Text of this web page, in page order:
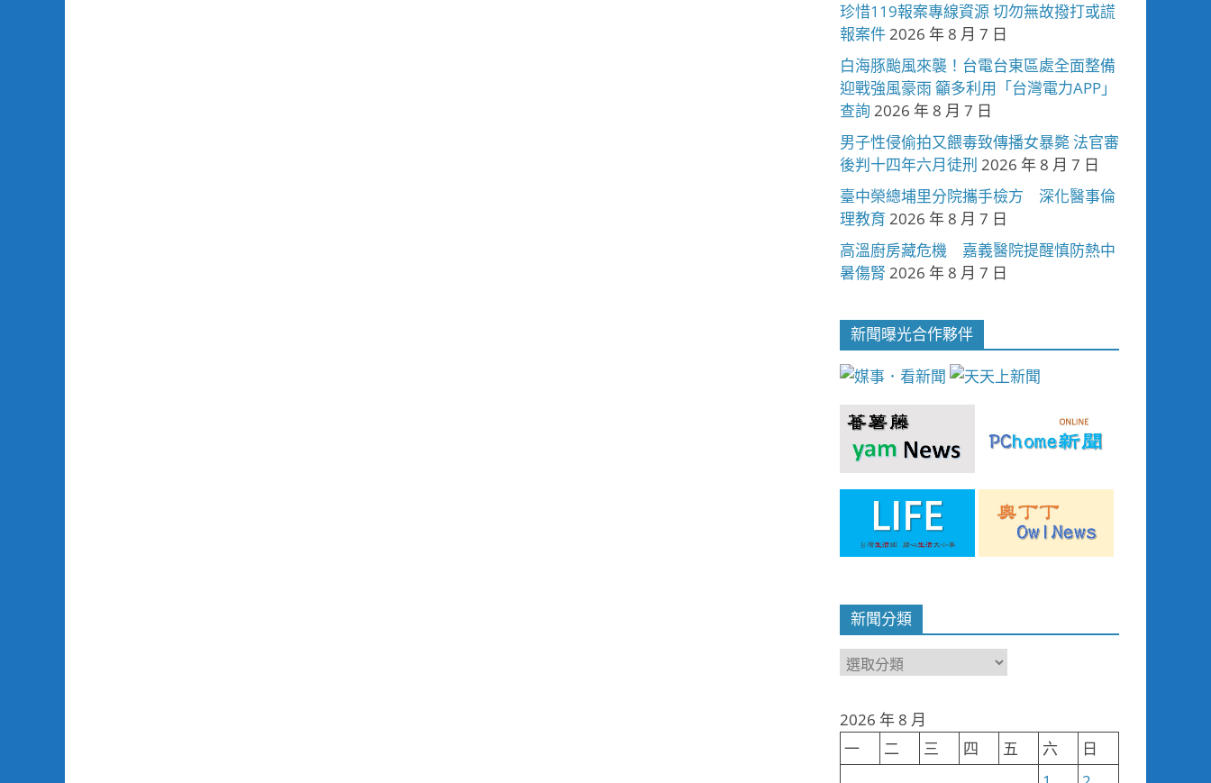
珍惜119報案專線資源 切勿無故撥打或謊
報案件2026 年 8 月 7 日
白海豚颱風來襲！台電台東區處全面整備
迎戰強風豪雨 籲多利用「台灣電力APP」
查詢 2026 年 8 月 7 日
男子性侵偷拍又餵毒致傳播女暴斃 法官審
後判十四年六月徒刑 2026 年 8 月 7 日
臺中榮總埔里分院攜手檢方 深化醫事倫
理教育 2026 年 8 月 7 日
高溫廚房藏危機 嘉義醫院提醒慎防熱中
暑傷腎 2026 年 8 月 7 日
新聞曝光合作夥伴
新聞分類
新
類
2026 年 8 月
一
二 三 四 五 六
日